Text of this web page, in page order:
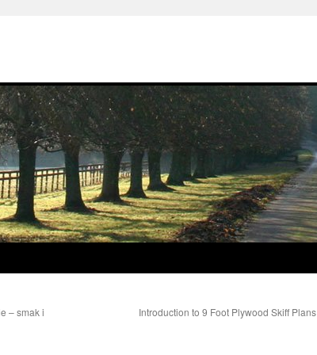
– smak i
Introduction to 9 Foot Plywood Skiff Plans